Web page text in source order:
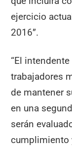
ejercicio
2016”.
“El
trabajadores
de mantener
en una
serán
cumplimiento